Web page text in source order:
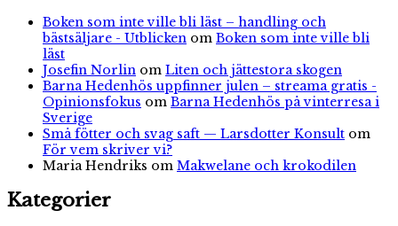
Boken som inte ville bli läst – handling och
bästsäljare - Utblicken om Boken som inte ville bli
läst
Josefin Norlin om Liten och jättestora skogen
Barna Hedenhös uppfinner julen – streama gratis -
Opinionsfokus om Barna Hedenhös på vinterresa i
Sverige
Små fötter och svag saft — Larsdotter Konsult om
För vem skriver vi?
Maria Hendriks om Makwelane och krokodilen
Kategorier